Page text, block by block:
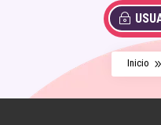
Inicio 9